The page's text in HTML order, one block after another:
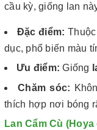
cầu kỳ, giống lan
Đặc điểm:
dục, phổ biến màu
Ưu điểm: Giống
Chăm sóc:
thích hợp nơi bóng
Lan Cẩm Cù